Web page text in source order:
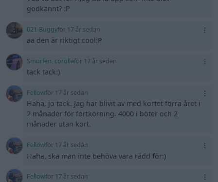
godkännt? :P
021-Buggyför 17 år sedan
aa den är riktigt cool:P
Smurfen_corollaför 17 år sedan
tack tack:)
Fellowför 17 år sedan
Haha, jo tack. Jag har blivit av med kortet förra året i
2 månader för fortkörning. 4000 i böter och 2
månader utan kort.
Fellowför 17 år sedan
Haha, ska man inte behöva vara rädd för:)
Fellowför 17 år sedan